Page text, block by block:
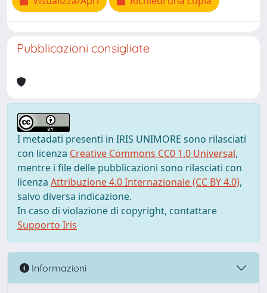
Pubblicazioni consigliate
I metadati presenti in IRIS UNIMORE sono rilasciati
con licenza Creative Commons CC0 1.0 Universal,
mentre i file delle pubblicazioni sono rilasciati con
licenza Attribuzione 4.0 Internazionale (CC BY 4.0),
salvo diversa indicazione.
In caso di violazione di copyright, contattare
Supporto Iris
Informazioni